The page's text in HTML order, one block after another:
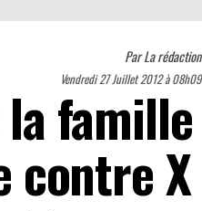
ParLa rédaction
Vendredi 27 Juillet 2012 à 08h09
famille
contre X